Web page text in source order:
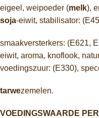
eigeel, weipoeder (melk),
soja-eiwit, stabilisator:
smaakversterkers: (E621,
eiwit, aroma, knoflook,
voedingszuur: (E330),
tarwezemelen.
VOEDINGSWAARDE